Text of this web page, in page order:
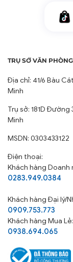
TRỤ SỞ VĂN PHÒNG
Địa chỉ: 41/6 Bàu
Minh
Trụ sở: 181D
Minh
MSDN: 0303433122
Điện thoại:
Khách hàng Doanh
0283.949.0384
Khách hàngĐại lý/
0909.753.773
Khách hàng Mua Lẻ:
0938.694.065